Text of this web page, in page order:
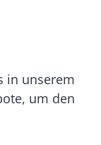
in unserem
um den